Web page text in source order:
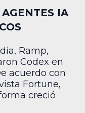
IA
Ramp,
Codex en
acuerdo con
Fortune,
creció